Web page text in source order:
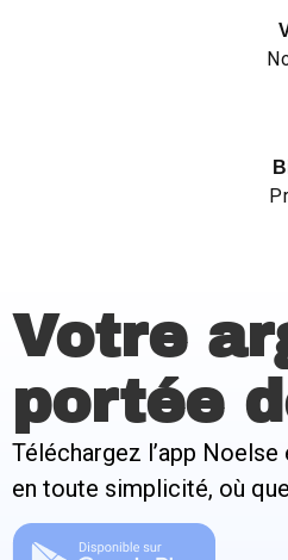
Votre
portée
Téléchargez l’app
en toute simplicité, où